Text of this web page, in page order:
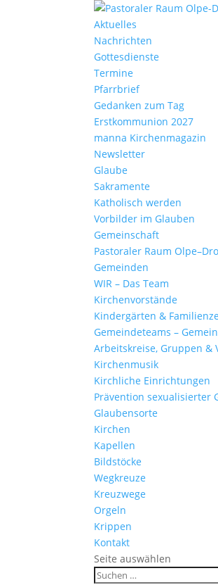
Aktu­elles
Nach­richten
Gottes­dienste
Termine
Pfarr­brief
Gedanken zum Tag
Erst­kom­mu­nion 2027
manna Kirchen­ma­gazin
News­letter
Glaube
Sakra­mente
Katho­lisch werden
Vorbilder im Glauben
Gemein­schaft
Pasto­raler Raum
Gemeinden
WIR – Das Team
Kirchen­vor­stände
Kinder­gärten &
Gemein­de­teams –
Arbeits­kreise, Gruppen &
Kirchen­musik
Kirch­liche Einrichtungen
Präven­tion sexua­li­sierter
Glau­ben­s­orte
Kirchen
Kapellen
Bild­stöcke
Wegkreuze
Kreuz­wege
Orgeln
Krippen
Kontakt
Seite auswählen